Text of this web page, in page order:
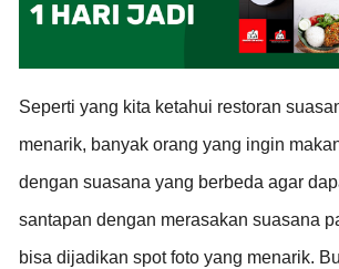
Seperti yang kita ketahui restoran
menarik, banyak orang yang ingin
dengan suasana yang berbeda agar
santapan dengan merasakan suasana
bisa dijadikan spot foto yang menarik.